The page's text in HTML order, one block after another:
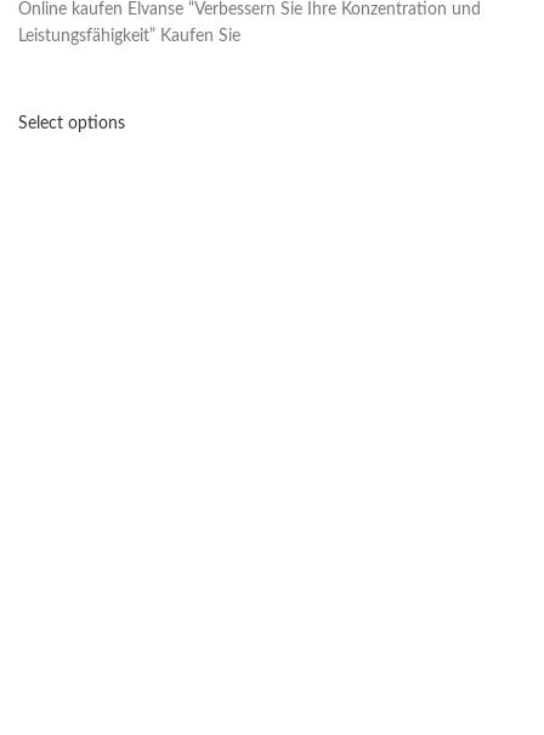
Online kaufen Elvanse “Verbessern Sie Ihre Konzentration und
Leistungsfähigkeit” Kaufen Sie
Select options